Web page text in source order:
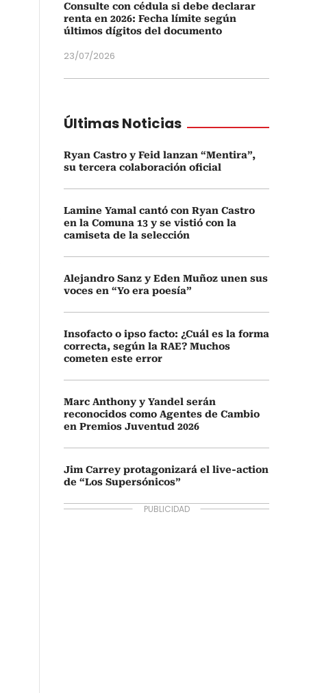
Consulte con cédula si debe declarar
renta en 2026: Fecha límite según
últimos dígitos del documento
23/07/2026
Últimas Noticias
Ryan Castro y Feid lanzan “Mentira”,
su tercera colaboración oficial
Lamine Yamal cantó con Ryan Castro
en la Comuna 13 y se vistió con la
camiseta de la selección
Alejandro Sanz y Eden Muñoz unen sus
voces en “Yo era poesía”
Insofacto o ipso facto: ¿Cuál es la forma
correcta, según la RAE? Muchos
cometen este error
Marc Anthony y Yandel serán
reconocidos como Agentes de Cambio
en Premios Juventud 2026
Jim Carrey protagonizará el live-action
de “Los Supersónicos”